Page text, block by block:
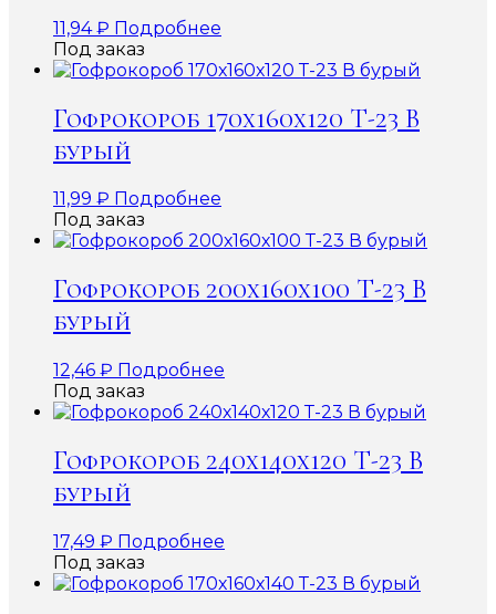
11,94₽ Подробнее
Под заказ
Гофрокороб 170х160х120 Т-23 В
бурый
11,99 ₽ Подробнее
Под заказ
Гофрокороб 200х160х100 Т-23 В
бурый
12,46 ₽ Подробнее
Под заказ
Гофрокороб 240х140х120 Т-23 В
бурый
17,49 ₽ Подробнее
Под заказ